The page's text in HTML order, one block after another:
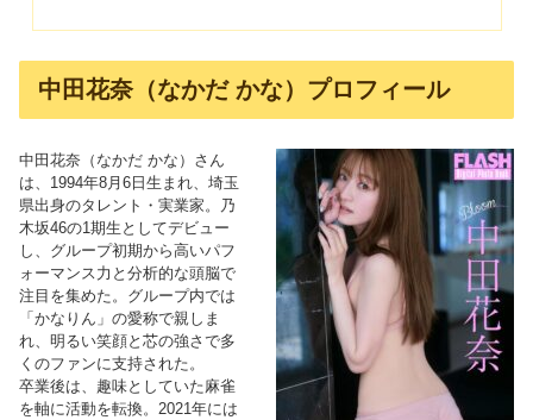
中田花奈（なかだ かな）プロフィール
中田花奈（なかだ かな）さん
は、1994年8月6日生まれ、埼玉
県出身のタレント・実業家。乃
木坂46の1期生としてデビュー
し、グループ初期から高いパフ
ォーマンス力と分析的な頭脳で
注目を集めた。グループ内では
「かなりん」の愛称で親しま
れ、明るい笑顔と芯の強さで多
くのファンに支持された。
卒業後は、趣味としていた麻雀
を軸に活動を転換。2021年には